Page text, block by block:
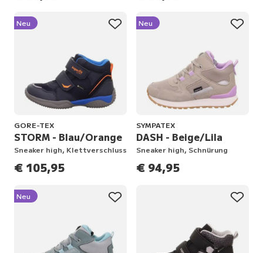
Neu
GORE-TEX
STORM - Blau/Orange
Sneaker high, Klettverschluss
€ 105,95
Neu
SYMPATEX
DASH - Beige/Lila
Sneaker high, Schnürung
€ 94,95
Neu